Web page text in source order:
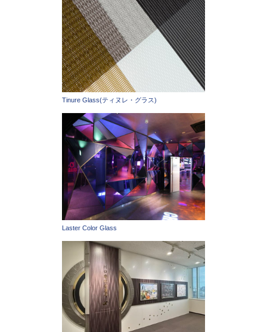
Tinure Glass(ティヌレ・グラス)
Laster Color Glass